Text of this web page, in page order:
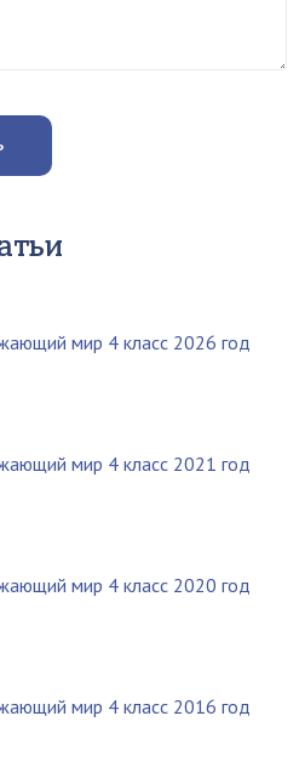
мир 4 класс 2026 год
мир 4 класс 2021 год
мир 4 класс 2020 год
мир 4 класс 2016 год